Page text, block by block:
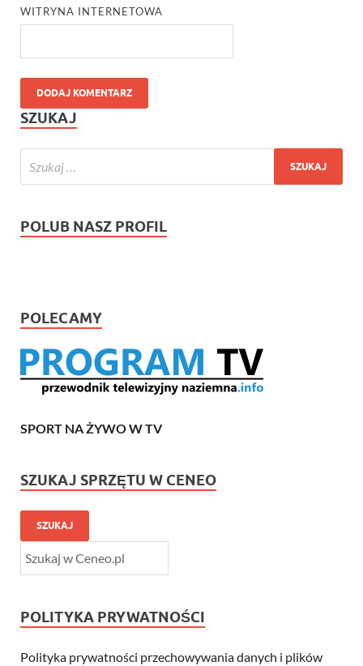
WITRYNA INTERNETOWA
SZUKAJ
POLUB NASZ PROFIL
POLECAMY
SPORT NA ŻYWO W TV
SZUKAJ SPRZĘTU W CENEO
SZUKAJ
POLITYKA PRYWATNOŚCI
Polityka prywatności przechowywania danych i plików